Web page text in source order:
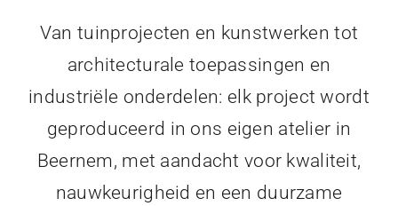
Van tuinprojecten en kunstwerken tot
architecturale toepassingen en
industriële onderdelen: elk project wordt
geproduceerd in ons eigen atelier in
Beernem, met aandacht voor kwaliteit,
nauwkeurigheid en een duurzame